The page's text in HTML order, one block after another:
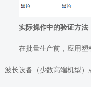
实际操作中的验证方法
在批量生产前，应用塑
波长设备（少数高端机型）